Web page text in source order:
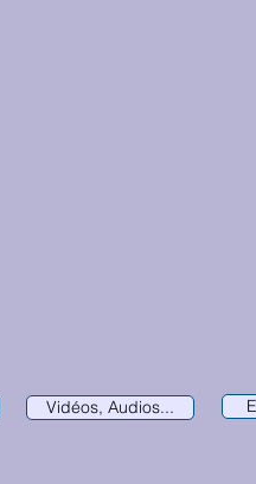
Vidéos, Audios...